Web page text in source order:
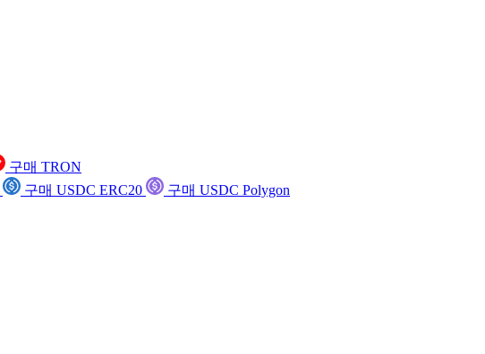
구매 TRON
구매 USDC ERC20
구매 USDC Polygon